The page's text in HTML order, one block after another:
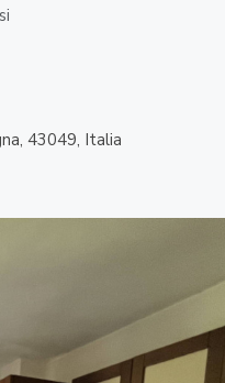
43049, Italia